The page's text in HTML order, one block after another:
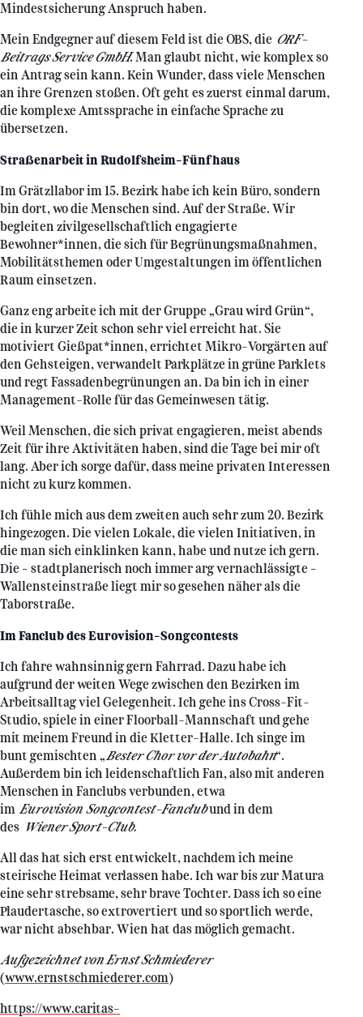
Mindestsicherung Anspruch haben.
Mein Endgegner auf diesem Feld ist die OBS, die ORF-
Beitrags Service GmbH. Man glaubt nicht, wie komplex so
ein Antrag sein kann. Kein Wunder, dass viele Menschen
an ihre Grenzen stoßen. Oft geht es zuerst einmal darum,
die komplexe Amtssprache in einfache Sprache zu
übersetzen.
Straßenarbeit in Rudolfsheim-Fünfhaus
Im Grätzllabor im 15. Bezirk habe ich kein Büro, sondern
bin dort, wo die Menschen sind. Auf der Straße. Wir
begleiten zivilgesellschaftlich engagierte
Bewohner*innen, die sich für Begrünungsmaßnahmen,
Mobilitätsthemen oder Umgestaltungen im öffentlichen
Raum einsetzen.
Ganz eng arbeite ich mit der Gruppe „Grau wird Grün“,
die in kurzer Zeit schon sehr viel erreicht hat. Sie
motiviert Gießpat*innen, errichtet Mikro-Vorgärten auf
den Gehsteigen, verwandelt Parkplätze in grüne Parklets
und regt Fassadenbegrünungen an. Da bin ich in einer
Management-Rolle für das Gemeinwesen tätig.
Weil Menschen, die sich privat engagieren, meist abends
Zeit für ihre Aktivitäten haben, sind die Tage bei mir oft
lang. Aber ich sorge dafür, dass meine privaten Interessen
nicht zu kurz kommen.
Ich fühle mich aus dem zweiten auch sehr zum 20. Bezirk
hingezogen. Die vielen Lokale, die vielen Initiativen, in
die man sich einklinken kann, habe und nutze ich gern.
Die – stadtplanerisch noch immer arg vernachlässigte –
Wallensteinstraße liegt mir so gesehen näher als die
Taborstraße.
Im Fanclub des Eurovision-Songcontests
Ich fahre wahnsinnig gern Fahrrad. Dazu habe ich
aufgrund der weiten Wege zwischen den Bezirken im
Arbeitsalltag viel Gelegenheit. Ich gehe ins Cross-Fit-
Studio, spiele in einer Floorball-Mannschaft und gehe
mit meinem Freund in die Kletter-Halle. Ich singe im
bunt gemischten „Bester Chor vor der Autobahn“.
Außerdem bin ich leidenschaftlich Fan, also mit anderen
Menschen in Fanclubs verbunden, etwa
im Eurovision Songcontest-Fanclubund in dem
des Wiener Sport-Club.
All das hat sich erst entwickelt, nachdem ich meine
steirische Heimat verlassen habe. Ich war bis zur Matura
eine sehr strebsame, sehr brave Tochter. Dass ich so eine
Plaudertasche, so extrovertiert und so sportlich werde,
war nicht absehbar. Wien hat das möglich gemacht.
Aufgezeichnet von Ernst Schmiederer
(www.ernstschmiederer.com)
https://www.caritas-